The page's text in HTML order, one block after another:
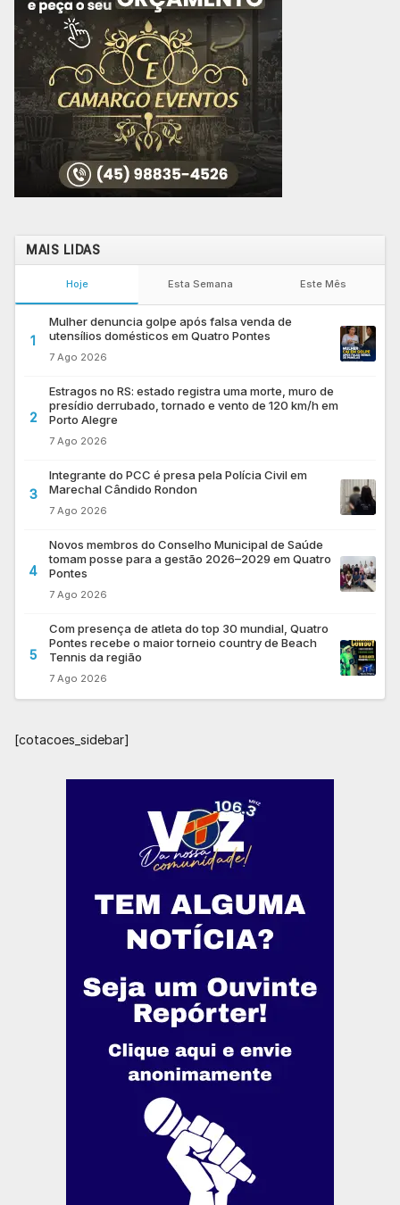
MAIS LIDAS
Hoje Esta Semana Este Mês
1
Mulher denuncia golpe após falsa venda de
utensílios domésticos em Quatro Pontes
7 Ago 2026
2
Estragos no RS: estado registra uma morte, muro de
presídio derrubado, tornado e vento de 120 km/h em
Porto Alegre
7 Ago 2026
3
Integrante do PCC é presa pela Polícia Civil em
Marechal Cândido Rondon
7 Ago 2026
4
Novos membros do Conselho Municipal de Saúde
tomam posse para a gestão 2026–2029 em Quatro
Pontes
7 Ago 2026
5
Com presença de atleta do top 30 mundial, Quatro
Pontes recebe o maior torneio country de Beach
Tennis da região
7 Ago 2026
[cotacoes_sidebar]